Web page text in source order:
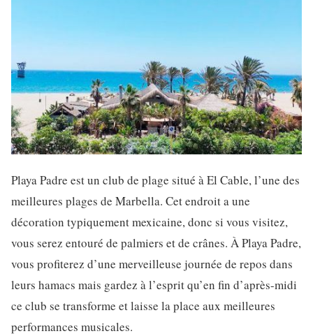
Playa Padre est un club de plage situé à El Cable, l’une des
meilleures plages de Marbella. Cet endroit a une
décoration typiquement mexicaine, donc si vous visitez,
vous serez entouré de palmiers et de crânes. À Playa Padre,
vous profiterez d’une merveilleuse journée de repos dans
leurs hamacs mais gardez à l’esprit qu’en fin d’après-midi
ce club se transforme et laisse la place aux meilleures
performances musicales.